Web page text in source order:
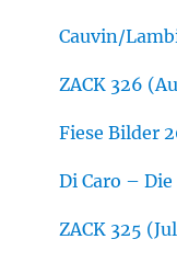
Cauvin/
ZACK 326
Fiese Bilder
Di Caro –
ZACK 325